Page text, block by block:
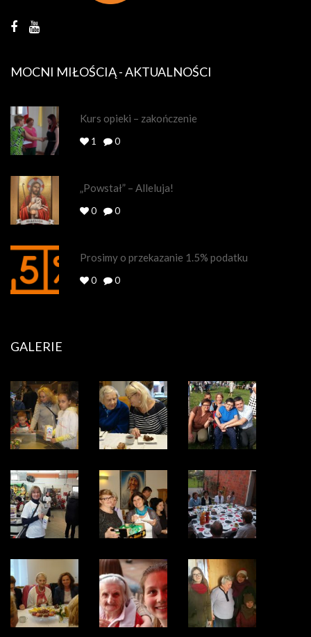
MOCNI MIŁOŚCIĄ - AKTUALNOŚCI
Kurs opieki – zakończenie
1 0
„Powstał” – Alleluja!
0 0
Prosimy o przekazanie 1.5% podatku
0 0
GALERIE